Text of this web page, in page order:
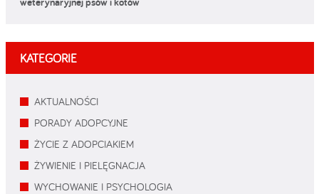
KATEGORIE
AKTUALNOŚCI
PORADY ADOPCYJNE
ŻYCIE Z ADOPCIAKIEM
ŻYWIENIE I PIELĘGNACJA
WYCHOWANIE I PSYCHOLOGIA